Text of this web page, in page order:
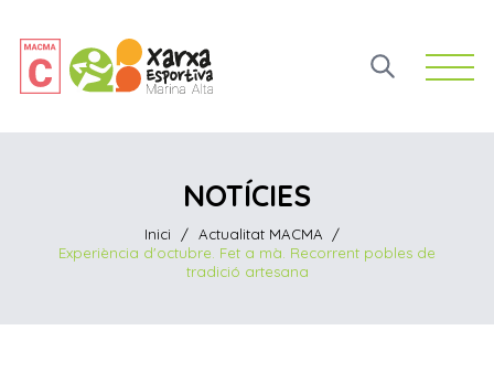
Open
NOTÍCIES
Inici / Actualitat MACMA
/
Experiència d'octubre. Fet a mà. Recorrent pobles de
tradició artesana